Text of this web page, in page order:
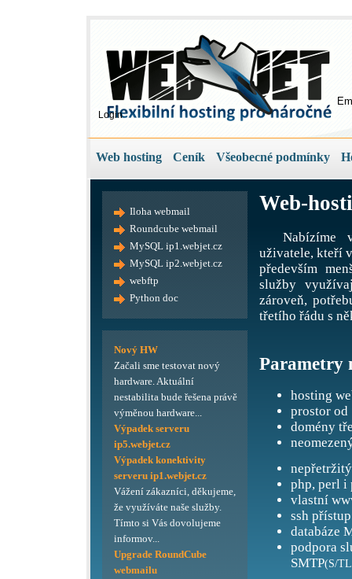
Login
Web hosting Ceník Všeobecné podmínky
Web-
Nabízíme
uživatele, kteří
především
služby
zároveň,
třetího řádu s
Parametry
hosting
prostor od
domény
php, perl i
vlastní
ssh přístup
databáze
podpora
SMTP(S/
Iloha webmail
Roundcube webmail
MySQL ip1.webjet.cz
MySQL ip2.webjet.cz
webftp
Python doc
Nový HW
Začali sme testovat nový
hardware. Aktuální
nestabilita bude řešena právě
výměnou hardware...
Výpadek serveru
ip5.webjet.cz
Výpadek konektivity
serveru ip1.webjet.cz
Vážení zákazníci, děkujeme,
že využíváte naše služby.
Tímto si Vás dovolujeme
informov...
Upgrade RoundCube
webmailu